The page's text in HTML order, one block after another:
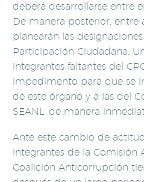
deberá desarrollarse entre
De manera posterior, entre
planearán las
Participación Ciudadana.
integrantes faltantes del
impedimento para que se
de este órgano y a las del
SEANL, de manera
Ante este cambio de
integrantes de la Comisión
Coalición Anticorrupción